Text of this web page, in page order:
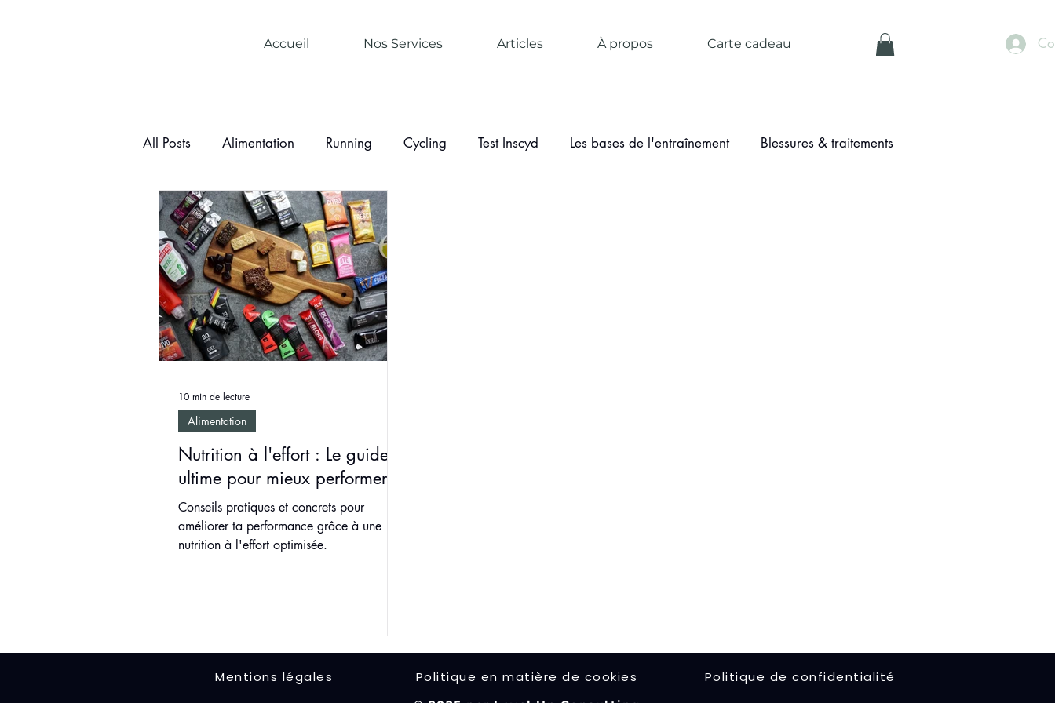
Accueil Nos Services Articles À propos Carte cadeau
All Posts Alimentation Running Cycling Test Inscyd Les bases de l'entraînement Blessures & traitements
Nutrition à l'effort : Le guide
ultime pour mieux performer
Conseils pratiques et concrets pour
améliorer ta performance grâce à une
nutrition à l'effort optimisée.
Alimentation
10 min de lecture
Mentions légales Politique en matière de cookies Politique de confidentialité